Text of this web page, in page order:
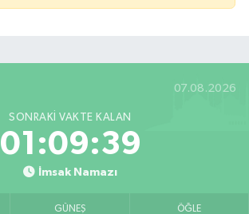
07.08.2026
SONRAKI VAKTE KALAN
01:09:39
İmsak Namazı
GÜNEŞ ÖĞLE